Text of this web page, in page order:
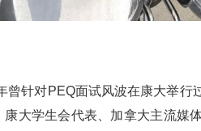
曾针对PEQ面试风波在康大举
大学生会代表、加拿大主流媒